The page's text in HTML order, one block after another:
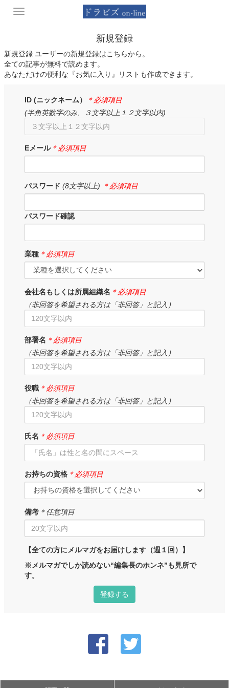
Toggle
新規登録
新規登録 ユーザーの新規登録はこちらから。
全ての記事が無料で読めます。
あなただけの便利な『お気に入り』リストも作成できます。
ID (ニックネーム）
＊必須項目
(半角英数字のみ、３文字以上１２文字以内)
Eメール＊必須項目
パスワード (8文字以上) ＊必須項目
パスワード確認
業種 ＊必須項目
会社名もしくは所属組織名 ＊必須項目
（非回答を希望される方は「非回答」と記入）
部署名 ＊必須項目
（非回答を希望される方は「非回答」と記入）
役職 ＊必須項目
（非回答を希望される方は「非回答」と記入）
氏名 ＊必須項目
お持ちの資格 ＊必須項目
備考 ＊任意項目
【全ての方にメルマガをお届けします（週１回）】
※メルマガでしか読めない“編集長のホンネ”も見所で
す。